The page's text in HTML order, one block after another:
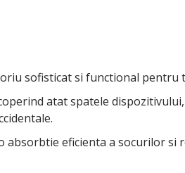
sofisticat si functional pentru
atat spatele
eficienta a socurilor si